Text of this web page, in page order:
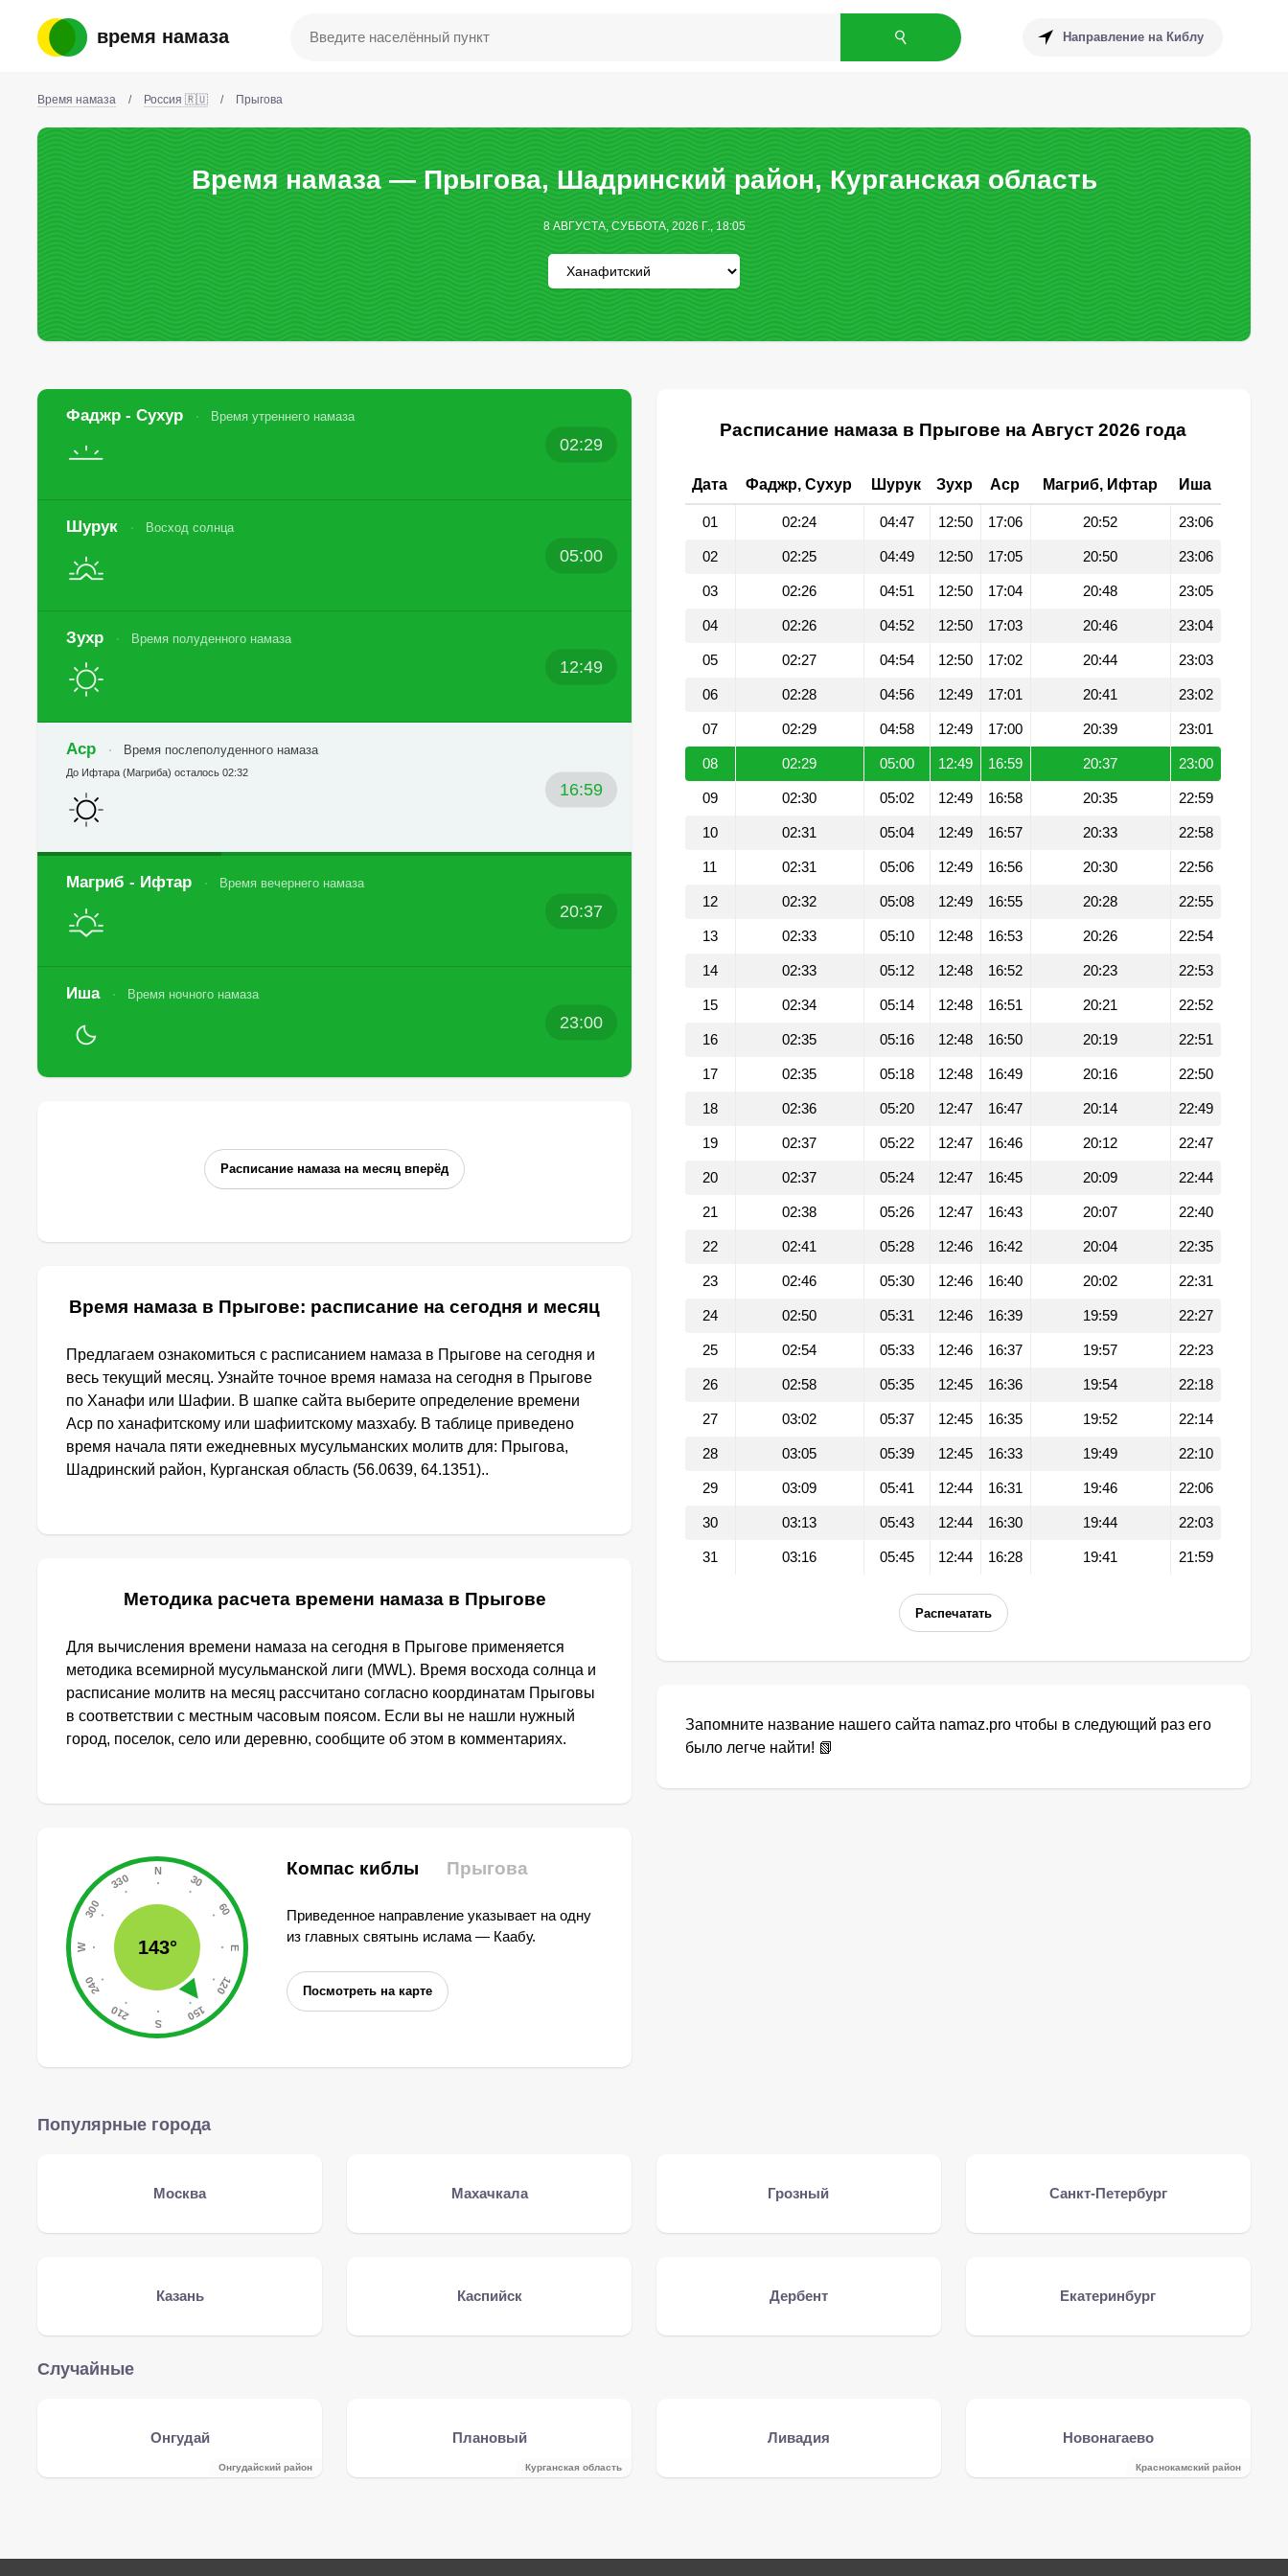
время намаза Направление на Киблу
Время намаза / Россия 🇷🇺 / Прыгова
Время намаза — Прыгова, Шадринский район, Курганская область
8 АВГУСТА, СУББОТА, 2026 Г., 18:05
Фаджр - Сухур Время утреннего намаза
02:29
Шурук Восход солнца
05:00
Зухр Время полуденного намаза
12:49
Аср Время послеполуденного намаза
16:59
До Ифтара (Магриба) осталось 02:32
Магриб - Ифтар Время вечернего намаза
20:37
Иша Время ночного намаза
23:00
Расписание намаза на месяц вперёд
Время намаза в Прыгове: расписание на сегодня и месяц
Предлагаем ознакомиться с расписанием намаза в Прыгове на сегодня и
весь текущий месяц. Узнайте точное время намаза на сегодня в Прыгове
по Ханафи или Шафии. В шапке сайта выберите определение времени
Аср по ханафитскому или шафиитскому мазхабу. В таблице приведено
время начала пяти ежедневных мусульманских молитв для: Прыгова,
Шадринский район, Курганская область (56.0639, 64.1351)..
Методика расчета времени намаза в Прыгове
Для вычисления времени намаза на сегодня в Прыгове применяется
методика всемирной мусульманской лиги (MWL). Время восхода солнца и
расписание молитв на месяц рассчитано согласно координатам Прыговы
в соответствии с местным часовым поясом. Если вы не нашли нужный
город, поселок, село или деревню, сообщите об этом в комментариях.
143°
Компас киблы Прыгова
Приведенное направление указывает на одну
из главных святынь ислама — Каабу.
Посмотреть на карте
Расписание намаза в Прыгове на Август 2026 года
Дата Фаджр, Сухур Шурук Зухр Аср Магриб, Ифтар Иша
01 02:24 04:47 12:50 17:06 20:52 23:06
02 02:25 04:49 12:50 17:05 20:50 23:06
03 02:26 04:51 12:50 17:04 20:48 23:05
04 02:26 04:52 12:50 17:03 20:46 23:04
05 02:27 04:54 12:50 17:02 20:44 23:03
06 02:28 04:56 12:49 17:01 20:41 23:02
07 02:29 04:58 12:49 17:00 20:39 23:01
08 02:29 05:00 12:49 16:59 20:37 23:00
09 02:30 05:02 12:49 16:58 20:35 22:59
10 02:31 05:04 12:49 16:57 20:33 22:58
11 02:31 05:06 12:49 16:56 20:30 22:56
12 02:32 05:08 12:49 16:55 20:28 22:55
13 02:33 05:10 12:48 16:53 20:26 22:54
14 02:33 05:12 12:48 16:52 20:23 22:53
15 02:34 05:14 12:48 16:51 20:21 22:52
16 02:35 05:16 12:48 16:50 20:19 22:51
17 02:35 05:18 12:48 16:49 20:16 22:50
18 02:36 05:20 12:47 16:47 20:14 22:49
19 02:37 05:22 12:47 16:46 20:12 22:47
20 02:37 05:24 12:47 16:45 20:09 22:44
21 02:38 05:26 12:47 16:43 20:07 22:40
22 02:41 05:28 12:46 16:42 20:04 22:35
23 02:46 05:30 12:46 16:40 20:02 22:31
24 02:50 05:31 12:46 16:39 19:59 22:27
25 02:54 05:33 12:46 16:37 19:57 22:23
26 02:58 05:35 12:45 16:36 19:54 22:18
27 03:02 05:37 12:45 16:35 19:52 22:14
28 03:05 05:39 12:45 16:33 19:49 22:10
29 03:09 05:41 12:44 16:31 19:46 22:06
30 03:13 05:43 12:44 16:30 19:44 22:03
31 03:16 05:45 12:44 16:28 19:41 21:59
Распечатать
Запомните название нашего сайта namaz.pro чтобы в следующий раз его
было легче найти! 📗
Популярные города
Москва Махачкала Грозный Санкт-Петербург
Казань Каспийск Дербент Екатеринбург
Случайные
Онгудай
Онгудайский район
Плановый
Курганская область
Ливадия Новонагаево
Краснокамский район